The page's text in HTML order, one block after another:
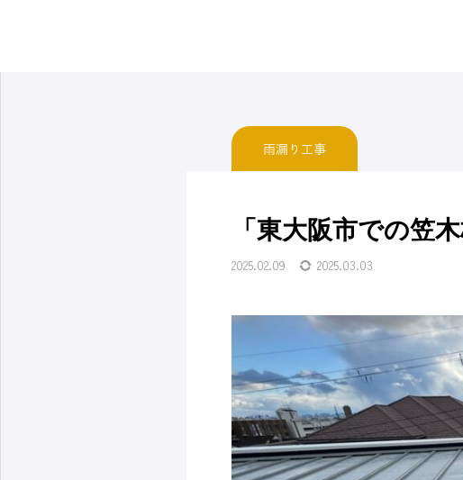
「東大阪
雨漏り工事
「東大阪市での笠
2025.02.09 2025.03.03